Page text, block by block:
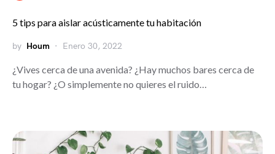
5 tips para aislar acústicamente tu habitación
by Houm Enero 30, 2022
¿Vives cerca de una avenida? ¿Hay muchos bares cerca de
tu hogar? ¿O simplemente no quieres el ruido…